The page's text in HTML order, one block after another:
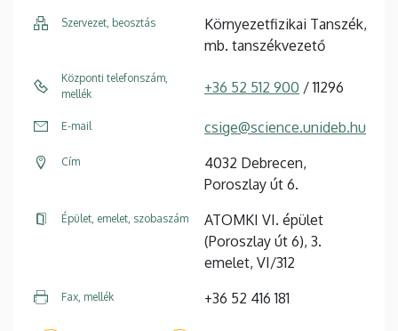
Szervezet, beosztás
Környezetfizikai Tanszék,
mb. tanszékvezető
Központi telefonszám,
mellék
+36 52 512 900 / 11296
E-mail csige@science.unideb.hu
Cím
4032 Debrecen,
Poroszlay út 6.
Épület, emelet, szobaszám
ATOMKI VI. épület
(Poroszlay út 6), 3.
emelet, VI/312
Fax, mellék +36 52 416 181